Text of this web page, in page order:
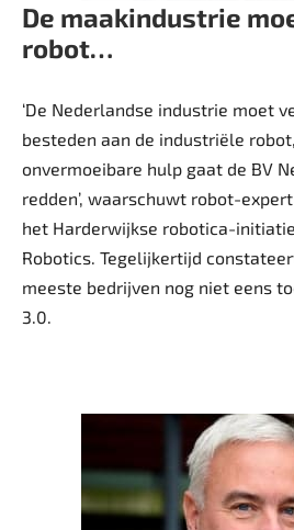
De maakindustrie
robot…
‘De Nederlandse industrie moet
besteden aan de industriële
onvermoeibare hulp gaat de BV
redden’, waarschuwt robot-
het Harderwijkse robotica-
Robotics. Tegelijkertijd
meeste bedrijven nog niet eens
3.0.